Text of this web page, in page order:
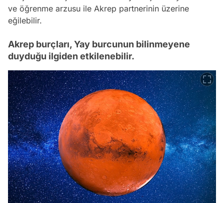
ve öğrenme arzusu ile Akrep partnerinin üzerine
eğilebilir.
Akrep burçları, Yay burcunun bilinmeyene
duyduğu ilgiden etkilenebilir.